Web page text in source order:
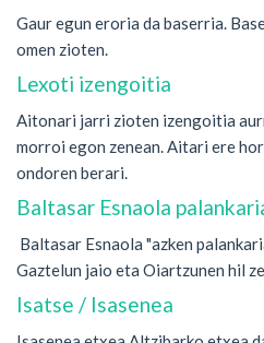
Gaur egun eroria da baserria.
omen zioten.
Lexoti izengoitia
Aitonari jarri zioten izengoitia
morroi egon zenean. Aitari ere
ondoren berari.
Baltasar Esnaola
Baltasar Esnaola "azken
Gaztelun jaio eta Oiartzunen hil
Isatse / Isasenea